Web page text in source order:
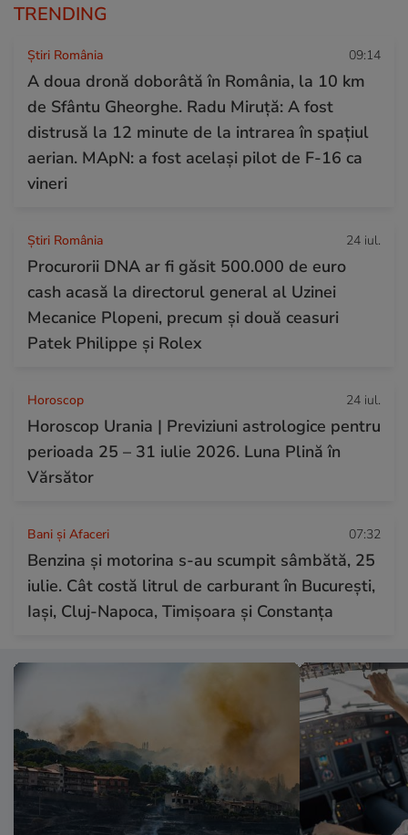
TRENDING
Știri România 09:14
A doua dronă doborâtă în România, la 10 km
de Sfântu Gheorghe. Radu Miruță: A fost
distrusă la 12 minute de la intrarea în spațiul
aerian. MApN: a fost același pilot de F-16 ca
vineri
Știri România 24 iul.
Procurorii DNA ar fi găsit 500.000 de euro
cash acasă la directorul general al Uzinei
Mecanice Plopeni, precum și două ceasuri
Patek Philippe și Rolex
Horoscop 24 iul.
Horoscop Urania | Previziuni astrologice pentru
perioada 25 – 31 iulie 2026. Luna Plină în
Vărsător
Bani și Afaceri 07:32
Benzina și motorina s-au scumpit sâmbătă, 25
iulie. Cât costă litrul de carburant în București,
Iași, Cluj-Napoca, Timișoara și Constanța